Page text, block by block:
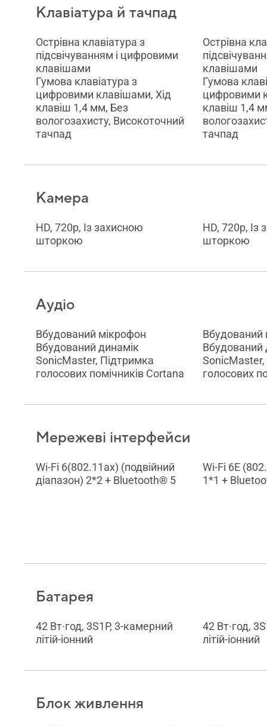
Клавіатура й тачпад
Острівна клавіатура з
підсвічуванням і цифровими
клавішами
Гумова клавіатура з
цифровими клавішами, Хід
клавіш 1,4 мм, Без
вологозахисту, Високоточний
тачпад
Острівна
клавішами
Гумова
цифровими
клавіш 1,4
тачпад
Камера
HD, 720p, Із захисною
шторкою
HD, 720p, Із
шторкою
Аудіо
Вбудований мікрофон
Вбудований динамік
SonicMaster, Підтримка
голосових помічників Cortana
Вбудований
Вбудований
голосових
Мережеві інтерфейси
Wi-Fi 6(802.11ax) (подвійний
діапазон) 2*2 + Bluetooth® 5
Wi-Fi 6E
1*1 +
Батарея
42 Вт·год, 3S1P, 3-камерний
літій-іонний
42 Вт·год,
літій-іонний
Блок живлення